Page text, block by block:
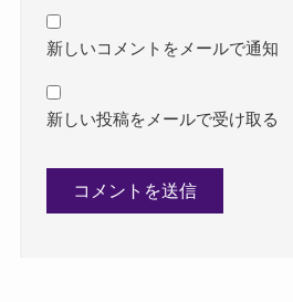
新しいコメントをメールで通知
新しい投稿をメールで受け取る